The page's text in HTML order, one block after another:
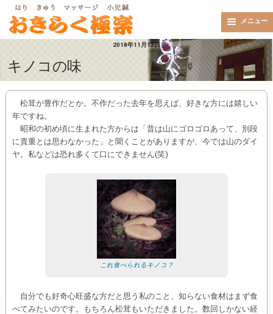
メニュー
2018年11月13日
キノコの味
松茸が豊作だとか。不作だった去年を思えば、好きな方には嬉しい
年ですね。
昭和の初め頃に生まれた方からは「昔は山にゴロゴロあって、別段
に貴重とは思わなかった」と聞くことがありますが、今では山のダイ
ヤ。私などは恐れ多くて口にできません(笑)
これ食べられるキノコ？
自分でも好奇心旺盛な方だと思う私のこと、知らない食材はまず食
べてみたいのです。もちろん松茸もいただきました。数回しかない経